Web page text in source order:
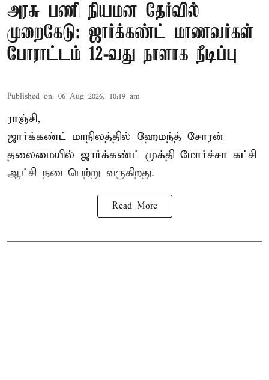
அரசு பணி நியமன தேர்வில்
முறைகேடு: ஜார்க்கண்ட் மாணவர்கள்
போராட்டம் 12-வது நாளாக நீடிப்பு
Published on: 06 Aug 2026, 10:19 am
ராஞ்சி,
ஜார்க்கண்ட் மாநிலத்தில் ஹேமந்த் சோரன்
தலைமையில் ஜார்க்கண்ட் முக்தி மோர்ச்சா கட்சி
ஆட்சி நடைபெற்று வருகிறது.
Read More